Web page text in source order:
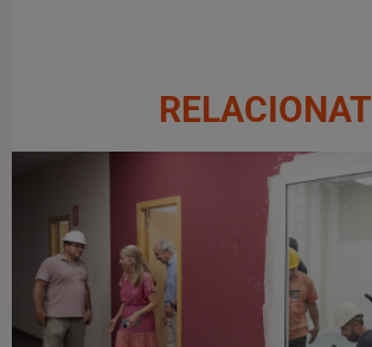
RELACIONAT